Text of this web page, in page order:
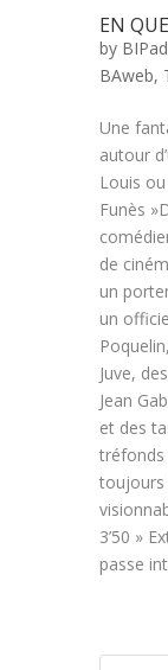
EN
by
BAweb,
Une
autour
Louis
Funès
de
un
un
Juve,
Jean
et des
tréfonds
toujours
3’50 »
passe